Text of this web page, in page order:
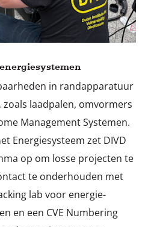
in randapparatuur
laadpalen, omvormers
Management Systemen.
Energiesysteem zet DIVD
op om losse projecten te
te onderhouden met
lab voor energie-
en een CVE Numbering